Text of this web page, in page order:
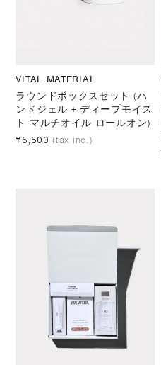
VITAL MATERIAL
ラウンドボックスセット (ハ
ンドジェル + ディープモイス
ト マルチオイル ロールオン)
¥5,500 (tax inc.)